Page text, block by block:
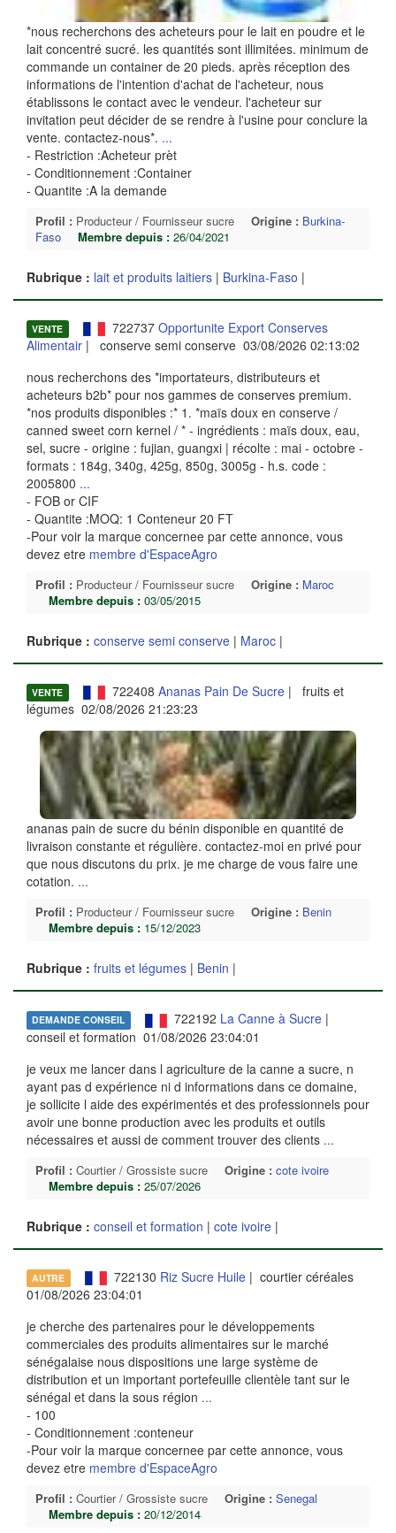
*nous recherchons des acheteurs pour le lait en poudre et le
lait concentré sucré. les quantités sont illimitées. minimum de
commande un container de 20 pieds. après réception des
informations de l'intention d'achat de l'acheteur, nous
établissons le contact avec le vendeur. l'acheteur sur
invitation peut décider de se rendre à l'usine pour conclure la
vente. contactez-nous*. ...
- Restriction :Acheteur prèt
- Conditionnement :Container
- Quantite :A la demande
Profil : Producteur / Fournisseur sucre Origine : Burkina-
Faso
Membre depuis : 26/04/2021
Rubrique : lait et produits laitiers | Burkina-Faso |
VENTE 722737 Opportunite Export Conserves
Alimentair | conserve semi conserve 03/08/2026 02:13:02
nous recherchons des *importateurs, distributeurs et
acheteurs b2b* pour nos gammes de conserves premium.
*nos produits disponibles :* 1. *maïs doux en conserve /
canned sweet corn kernel / * - ingrédients : maïs doux, eau,
sel, sucre - origine : fujian, guangxi | récolte : mai - octobre -
formats : 184g, 340g, 425g, 850g, 3005g - h.s. code :
2005800 ...
- FOB or CIF
- Quantite :MOQ: 1 Conteneur 20 FT
-Pour voir la marque concernee par cette annonce, vous
devez etre membre d'EspaceAgro
Profil : Producteur / Fournisseur sucre Origine : Maroc
Membre depuis : 03/05/2015
Rubrique : conserve semi conserve | Maroc |
VENTE 722408 Ananas Pain De Sucre| fruits et
légumes 02/08/2026 21:23:23
ananas pain de sucre du bénin disponible en quantité de
livraison constante et régulière. contactez-moi en privé pour
que nous discutons du prix. je me charge de vous faire une
cotation. ...
Profil : Producteur / Fournisseur sucre Origine : Benin
Membre depuis : 15/12/2023
Rubrique : fruits et légumes | Benin |
DEMANDE CONSEIL 722192 La Canne à Sucre|
conseil et formation 01/08/2026 23:04:01
je veux me lancer dans l agriculture de la canne a sucre, n
ayant pas d expérience ni d informations dans ce domaine,
je sollicite l aide des expérimentés et des professionnels pour
avoir une bonne production avec les produits et outils
nécessaires et aussi de comment trouver des clients ...
Profil : Courtier / Grossiste sucre Origine : cote ivoire
Membre depuis : 25/07/2026
Rubrique : conseil et formation | cote ivoire |
AUTRE 722130 Riz Sucre Huile| courtier céréales
01/08/2026 23:04:01
je cherche des partenaires pour le développements
commerciales des produits alimentaires sur le marché
sénégalaise nous dispositions une large système de
distribution et un important portefeuille clientèle tant sur le
sénégal et dans la sous région ...
- 100
- Conditionnement :conteneur
-Pour voir la marque concernee par cette annonce, vous
devez etre membre d'EspaceAgro
Profil : Courtier / Grossiste sucre Origine : Senegal
Membre depuis : 20/12/2014